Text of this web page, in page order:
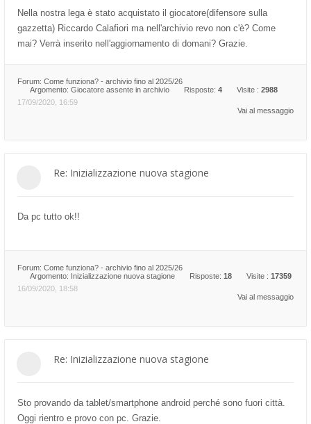
Nella nostra lega è stato acquistato il giocatore(difensore sulla
gazzetta) Riccardo Calafiori ma nell'archivio revo non c'è? Come
mai? Verrà inserito nell'aggiornamento di domani? Grazie.
Forum: Come funziona? - archivio fino al 2025/26
Argomento: Giocatore assente in archivio Risposte: 4 Visite : 2988
17/09/2020, 16:59
Vai al messaggio
Re: Inizializzazione nuova stagione
Da pc tutto ok!!
Forum: Come funziona? - archivio fino al 2025/26
Argomento: Inizializzazione nuova stagione Risposte: 18 Visite : 17359
16/09/2020, 18:58
Vai al messaggio
Re: Inizializzazione nuova stagione
Sto provando da tablet/smartphone android perché sono fuori città.
Oggi rientro e provo con pc. Grazie.